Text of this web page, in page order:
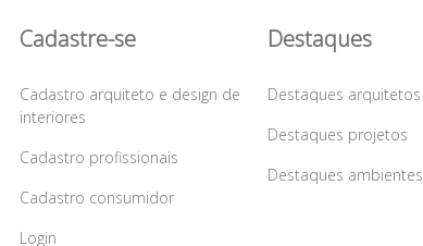
Cadastre-se
Cadastro arquiteto e design de
interiores
Cadastro profissionais
Cadastro consumidor
Login
Destaques
Destaques arquitetos
Destaques projetos
Destaques ambientes